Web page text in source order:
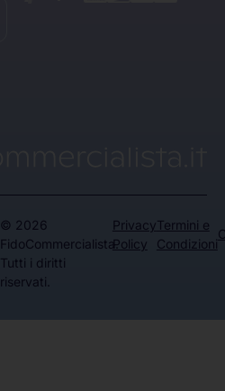
© 2026
FidoCommercialista.
Tutti i diritti
riservati.
Privacy
Policy
Termini e
Condizioni